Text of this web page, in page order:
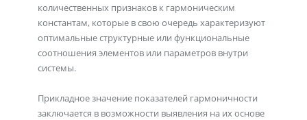
количественных признаков к гармоническим
константам, которые в свою очередь характеризуют
оптимальные структурные или функциональные
соотношения элементов или параметров внутри
системы.
Прикладное значение показателей гармоничности
заключается в возможности выявления на их основе